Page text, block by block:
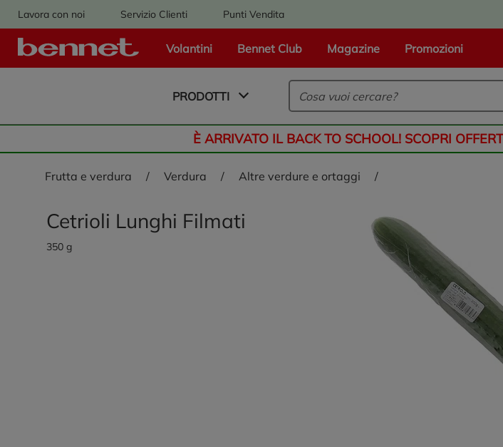
Lavora con noi Servizio Clienti Punti Vendita
Volantini Bennet Club Magazine Promozioni
Logo Bennet - Torna alla homepage
PRODOTTI
È ARRIVATO IL BACK TO SCHOOL! SCOPRI
frutta e verdura / verdura / altre verdure e ortaggi /
Cetrioli Lunghi Filmati
350 g